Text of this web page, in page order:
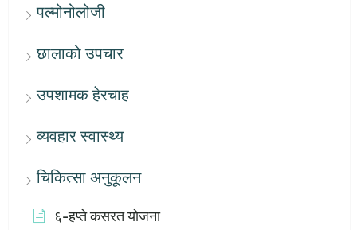
पल्मोनोलोजी
छालाको उपचार
उपशामक हेरचाह
व्यवहार स्वास्थ्य
चिकित्सा अनुकूलन
६-हप्ते कसरत योजना